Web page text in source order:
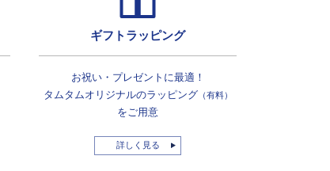
ギフトラッピング
お祝い・プレゼントに最適！
タムタムオリジナルのラッピング（有料）
をご用意
詳しく見る